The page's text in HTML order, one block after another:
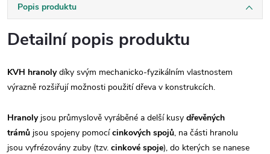
Popis produktu
Detailní popis produktu
KVH hranolydíky svým mechanicko-fyzikálním vlastnostem
výrazně rozšiřují možnosti použití dřeva v konstrukcích.
Hranolyjsou průmyslově vyráběné a delší kusy dřevěných
trámů jsou spojeny pomocícinkových spojů, na části hranolu
jsou vyfrézovány zuby (tzv. cinkové spoje), do kterých se nanese